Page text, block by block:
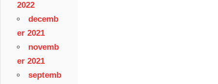
2022
decemb
er 2021
novemb
er 2021
septemb